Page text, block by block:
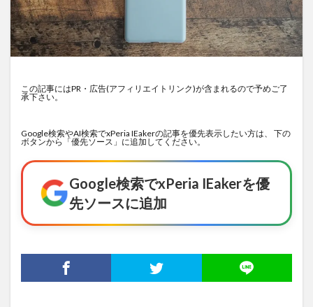
この記事にはPR・広告(アフィリエイトリンク)が含まれるので予めご了
承下さい。
Google検索やAI検索でxPeria IEakerの記事を優先表示したい方は、 下の
ボタンから「優先ソース」に追加してください。
Google検索でxPeria IEakerを優
先ソースに追加